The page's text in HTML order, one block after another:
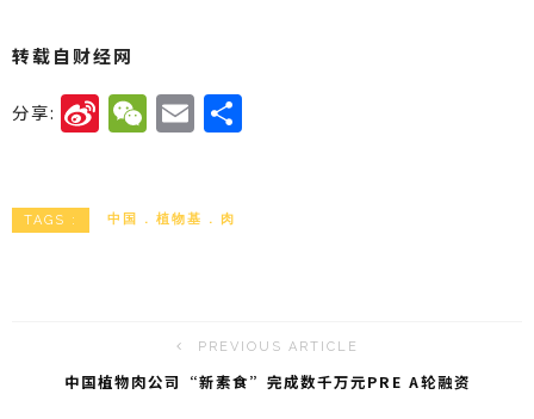
转载自财经网
分享: Si
n
W
W
e
h
E
m
l
TAGS : 中国 植物基 肉
PREVIOUS ARTICLE
中国植物肉公司“新素食”完成数千万元PRE A轮融资